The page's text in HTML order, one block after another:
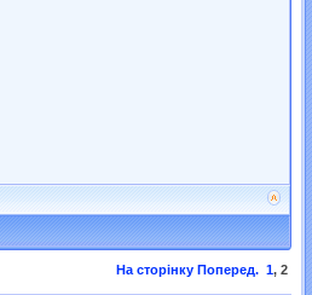
На сторінку Поперед. 1, 2